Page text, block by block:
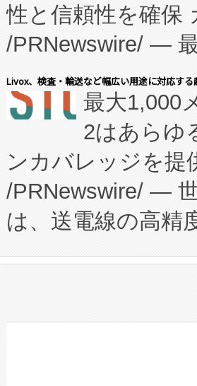
に、患者やサプラ
キー方式で拡張性
す。FCCM‑を活
患者にとっての費
のアクセスを大
Fully-Connected
プログラムには、
に関する技術移転
構造化トレーニン
上げおよび商用
設備整備および
加組織は、
選定された製品
性と信頼性を確保
/PRNewswire/ —
会社エーアイ・ア
President原信平
ードするVoltaiq
ーエネルギー貯蔵
た。 Voltaiq独自
定、統合、導入、
安全性を追跡し、
増加しているデ
る電力網に大き
事業者の負担軽
系統連系を迅速
Livox、検査・輸送など幅広い用途に対応す
最大1,000
2はあらゆ
ンカバレッジを提
/PRNewswire/ —
は、送電線の高精
や穀物倉庫におけ
リューション「
したAvia 2は、
狭視野のFOVを
ケーブル、枝な